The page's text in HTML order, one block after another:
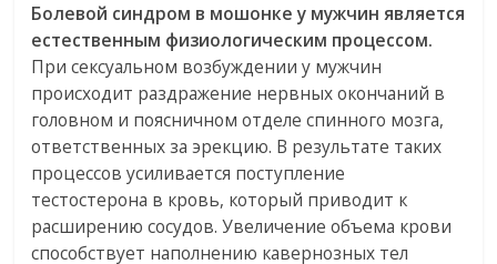
Болевой синдром в мошонке у мужчин является
естественным физиологическим процессом.
При сексуальном возбуждении у мужчин
происходит раздражение нервных окончаний в
головном и поясничном отделе спинного мозга,
ответственных за эрекцию. В результате таких
процессов усиливается поступление
тестостерона в кровь, который приводит к
расширению сосудов. Увеличение объема крови
способствует наполнению кавернозных тел